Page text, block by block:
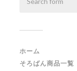
ホーム
そろばん商品一覧